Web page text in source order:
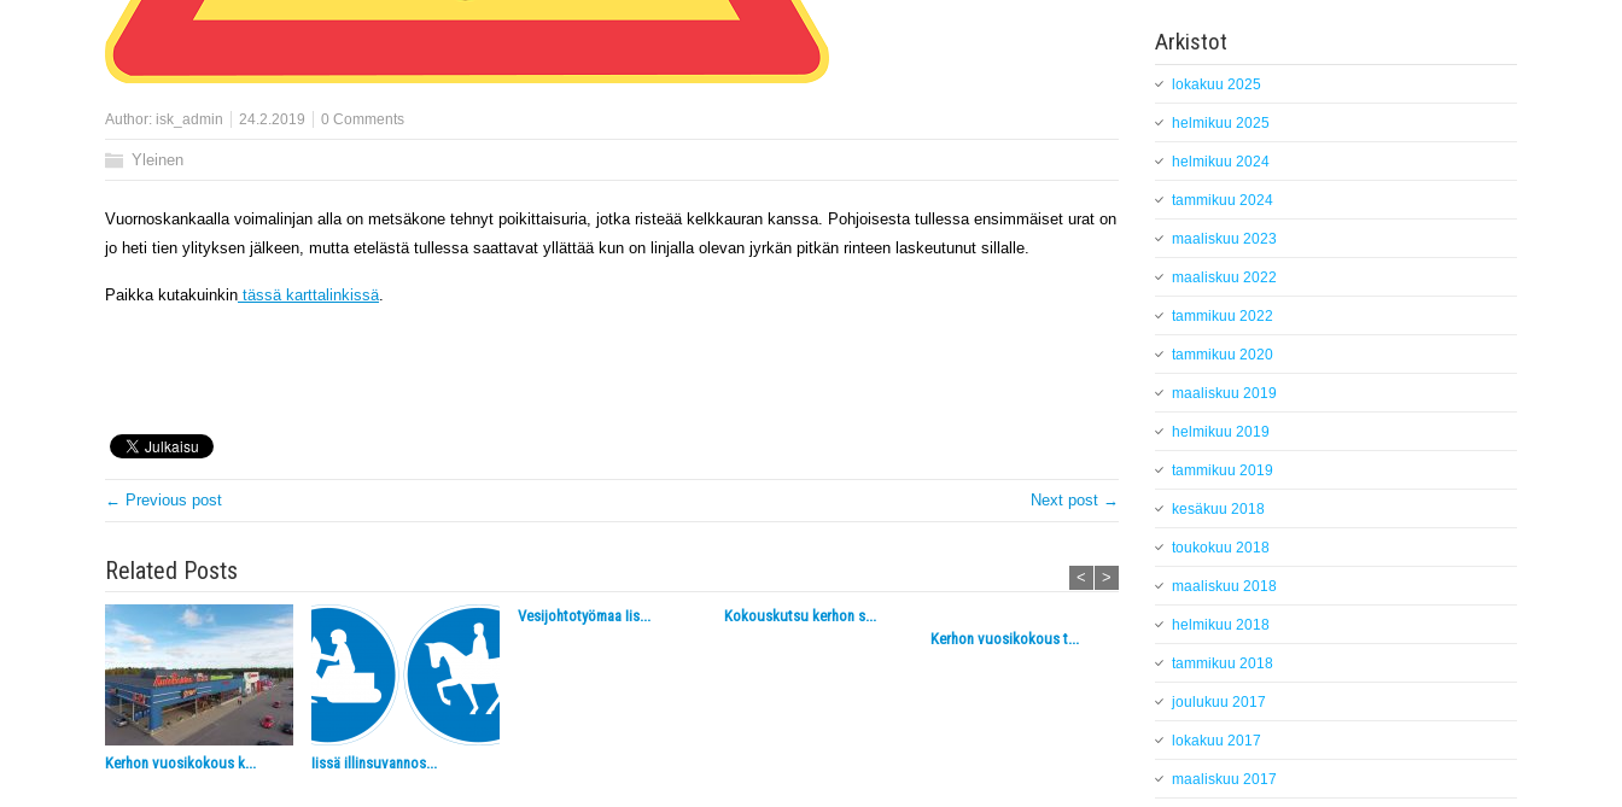
Author: isk_admin 24.2.2019 0 Comments
Yleinen
Vuornoskankaalla voimalinjan alla on metsäkone tehnyt poikittaisuria, jotka risteää kelkkauran kanssa. Pohjoisesta tullessa ensimmäiset urat on
jo heti tien ylityksen jälkeen, mutta etelästä tullessa saattavat yllättää kun on linjalla olevan jyrkän pitkän rinteen laskeutunut sillalle.
Paikka kutakuinkin tässä karttalinkissä.
← Previous post Next post →
Related Posts
Kerhon vuosikokous k... Iissä illinsuvannos...
Vesijohtotyömaa Iis...
Kokouskutsu kerhon s...
Kerhon vuosikokous t...
Tamppari liikkeellä
< >
Arkistot
lokakuu 2025
helmikuu 2025
helmikuu 2024
tammikuu 2024
maaliskuu 2023
maaliskuu 2022
tammikuu 2022
tammikuu 2020
maaliskuu 2019
helmikuu 2019
tammikuu 2019
kesäkuu 2018
toukokuu 2018
maaliskuu 2018
helmikuu 2018
tammikuu 2018
joulukuu 2017
lokakuu 2017
maaliskuu 2017